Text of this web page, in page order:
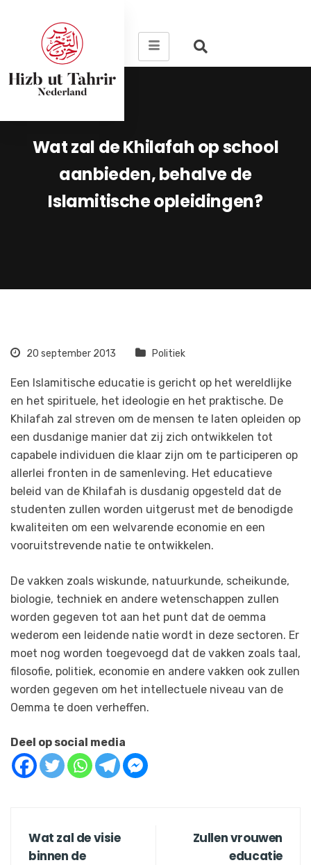
Wat zal de Khilafah op school
aanbieden, behalve de
Islamitische opleidingen?
20 september 2013 Politiek
Een Islamitische educatie is gericht op het wereldlijke
en het spirituele, het ideologie en het praktische. De
Khilafah zal streven om de mensen te laten opleiden op
een dusdanige manier dat zij zich ontwikkelen tot
capabele individuen die klaar zijn om te participeren op
allerlei fronten in de samenleving. Het educatieve
beleid van de Khilafah is dusdanig opgesteld dat de
studenten zullen worden uitgerust met de benodigde
kwaliteiten om een welvarende economie en een
vooruitstrevende natie te ontwikkelen.
De vakken zoals wiskunde, natuurkunde, scheikunde,
biologie, techniek en andere wetenschappen zullen
worden gegeven tot aan het punt dat de oemma
wederom een leidende natie wordt in deze sectoren. Er
moet nog worden toegevoegd dat de vakken zoals taal,
filosofie, politiek, economie en andere vakken ook zullen
worden gegeven om het intellectuele niveau van de
Oemma te doen verheffen.
Deel op social media
Wat zal de visie
binnen de
Zullen vrouwen
educatie